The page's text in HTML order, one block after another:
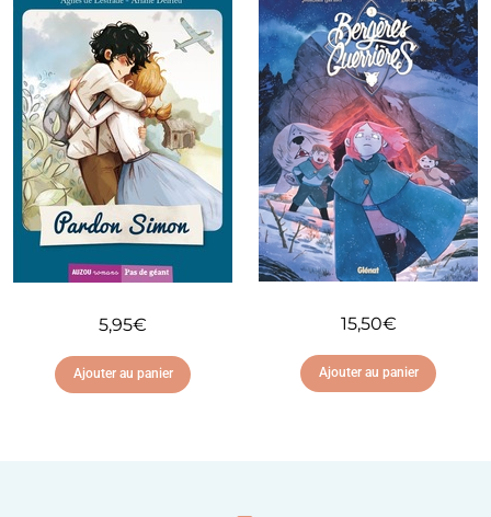
Ajouter à ma liste
d'envies
Ajouter à ma liste
d'envies
5,95€
Ajouter au panier
15,50€
Ajouter au panier